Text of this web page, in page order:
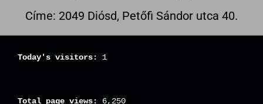
Címe: 2049 Diósd, Petőfi Sándor utca 40.
Today's visitors: 1
Total page views: 6,250